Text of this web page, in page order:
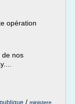
opération
de nos
/ ministere